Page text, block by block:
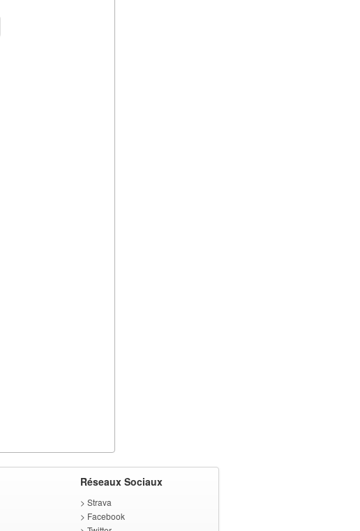
Réseaux Sociaux
> Strava
> Facebook